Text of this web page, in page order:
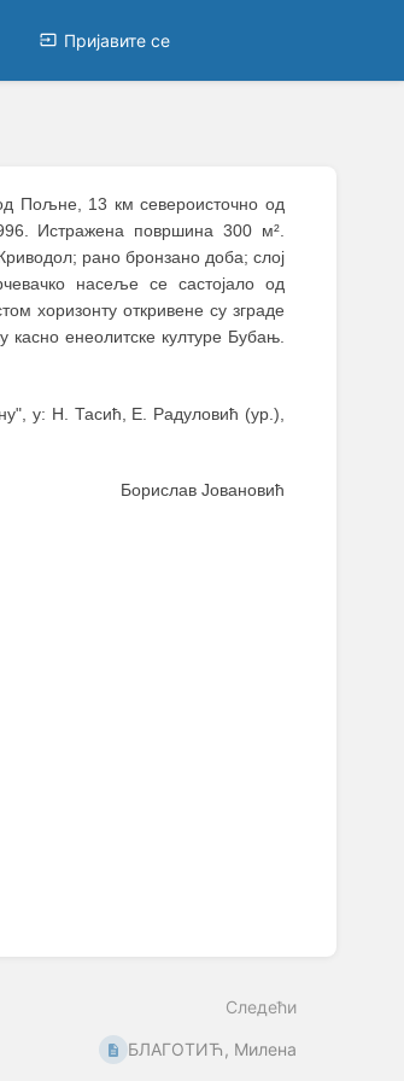
Пријавите се
Пољне, 13 км североисточно од
Истражена површина 300 м².
рано бронзано доба; слој
насеље се састојало од
хоризонту откривене су зграде
енеолитске културе Бубањ.
у: Н. Тасић, Е. Радуловић (ур.),
Борислав Јовановић
Следећи
БЛАГОТИЋ, Милена